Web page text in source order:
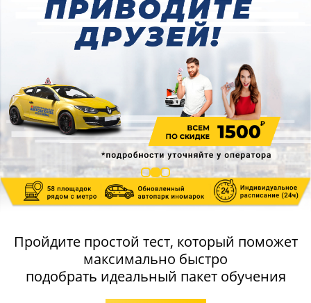
Пройдите простой тест, который поможет
максимально быстро
подобрать идеальный пакет обучения